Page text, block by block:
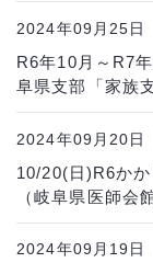
2024年09月25日
R6年10月～R7
阜県支部「家族
2024年09月20日
10/20(日)R6か
（岐阜県医師会
2024年09月19日